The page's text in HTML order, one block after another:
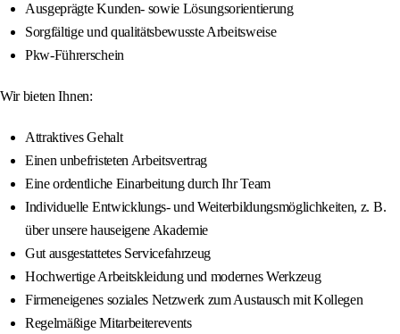
Ausgeprägte Kunden- sowie Lösungsorientierung
Sorgfältige und qualitätsbewusste Arbeitsweise
Pkw-Führerschein
Wir bieten Ihnen:
Attraktives Gehalt
Einen unbefristeten Arbeitsvertrag
Eine ordentliche Einarbeitung durch Ihr Team
Individuelle Entwicklungs- und Weiterbildungsmöglichkeiten, z. B.
über unsere hauseigene Akademie
Gut ausgestattetes Servicefahrzeug
Hochwertige Arbeitskleidung und modernes Werkzeug
Firmeneigenes soziales Netzwerk zum Austausch mit Kollegen
Regelmäßige Mitarbeiterevents